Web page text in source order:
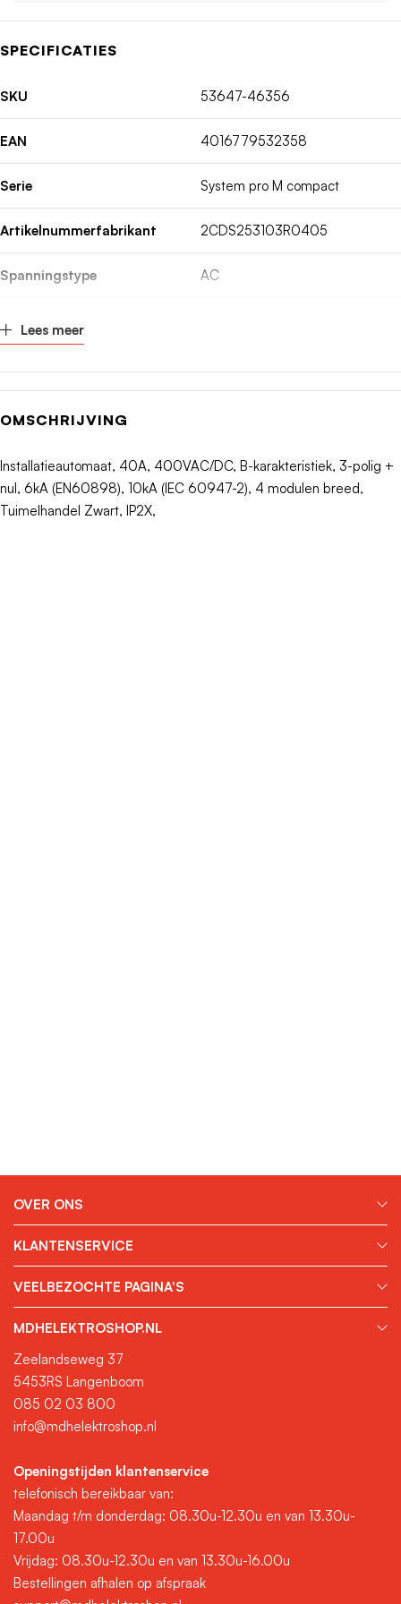
SPECIFICATIES
SKU 53647-46356
EAN 4016779532358
Serie System pro M compact
Artikelnummerfabrikant 2CDS253103R0405
Spanningstype AC
Inbouwdiepte
Uitschakelkarakteristiek B
Lees meer
OMSCHRIJVING
Installatieautomaat, 40A, 400VAC/DC, B-karakteristiek, 3-polig +
nul, 6kA (EN60898), 10kA (IEC 60947-2), 4 modulen breed,
Tuimelhandel Zwart, IP2X,
OVER ONS
KLANTENSERVICE
VEELBEZOCHTE PAGINA'S
MDHELEKTROSHOP.NL
Zeelandseweg 37
5453RS Langenboom
085 02 03 800
info@mdhelektroshop.nl
Openingstijden klantenservice
telefonisch bereikbaar van:
Maandag t/m donderdag: 08.30u-12.30u en van 13.30u-
17.00u
Vrijdag: 08.30u-12.30u en van 13.30u-16.00u
Bestellingen afhalen op afspraak